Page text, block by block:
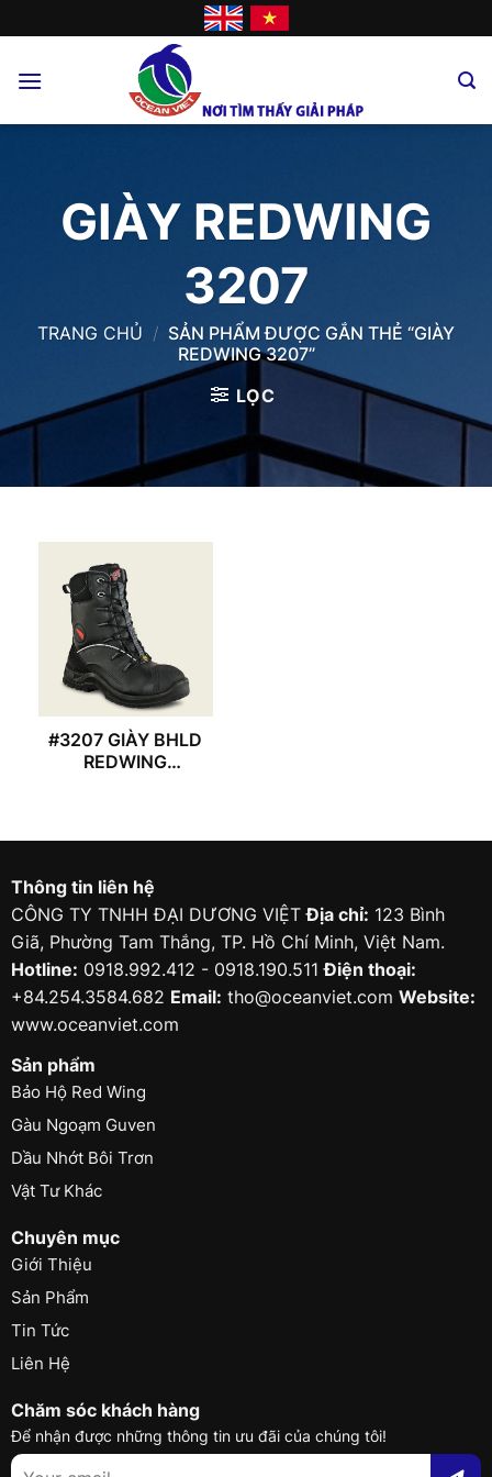
to
GIÀY REDWING
3207
TRANG CHỦ / SẢN PHẨM ĐƯỢC GẮN THẺ “GIÀY
REDWING 3207”
LỌC
#3207 GIÀY BHLD
REDWING
Thông tin liên hệ
CÔNG TY TNHH ĐẠI DƯƠNG VIỆTĐịa chỉ: 123 Bình
Giã, Phường Tam Thắng, TP. Hồ Chí Minh, Việt Nam.
Hotline: 0918.992.412 - 0918.190.511Điện thoại:
+84.254.3584.682 Email: tho@oceanviet.com Website:
www.oceanviet.com
Sản phẩm
Bảo Hộ Red Wing
Gàu Ngoạm Guven
Dầu Nhớt Bôi Trơn
Vật Tư Khác
Chuyên mục
Giới Thiệu
Sản Phẩm
Tin Tức
Liên Hệ
Chăm sóc khách hàng
Để nhận được những thông tin ưu đãi của chúng tôi!